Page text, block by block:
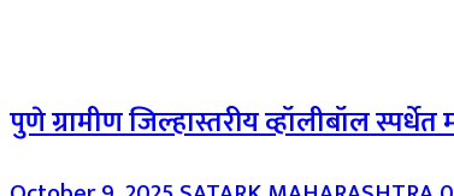
पुणे ग्रामीण जिल्हास्तरीय व्हॉलीबॉल